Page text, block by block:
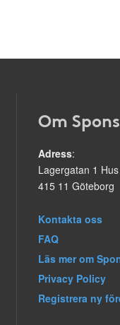
Om
Adress:
Lagergatan 1
415 11 Göteborg
Kontakta oss
FAQ
Läs mer om
Privacy Policy
Registrera ny